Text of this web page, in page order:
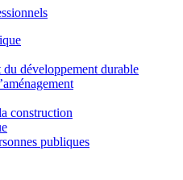
développement durable
construction
publiques